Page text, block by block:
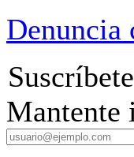
Denuncia
Suscríbete
Mantente